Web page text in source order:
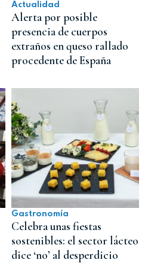
Actualidad
Alerta por posible
presencia de cuerpos
extraños en queso rallado
procedente de España
Gastronomía
Celebra unas fiestas
sostenibles: el sector lácteo
dice ‘no’ al desperdicio